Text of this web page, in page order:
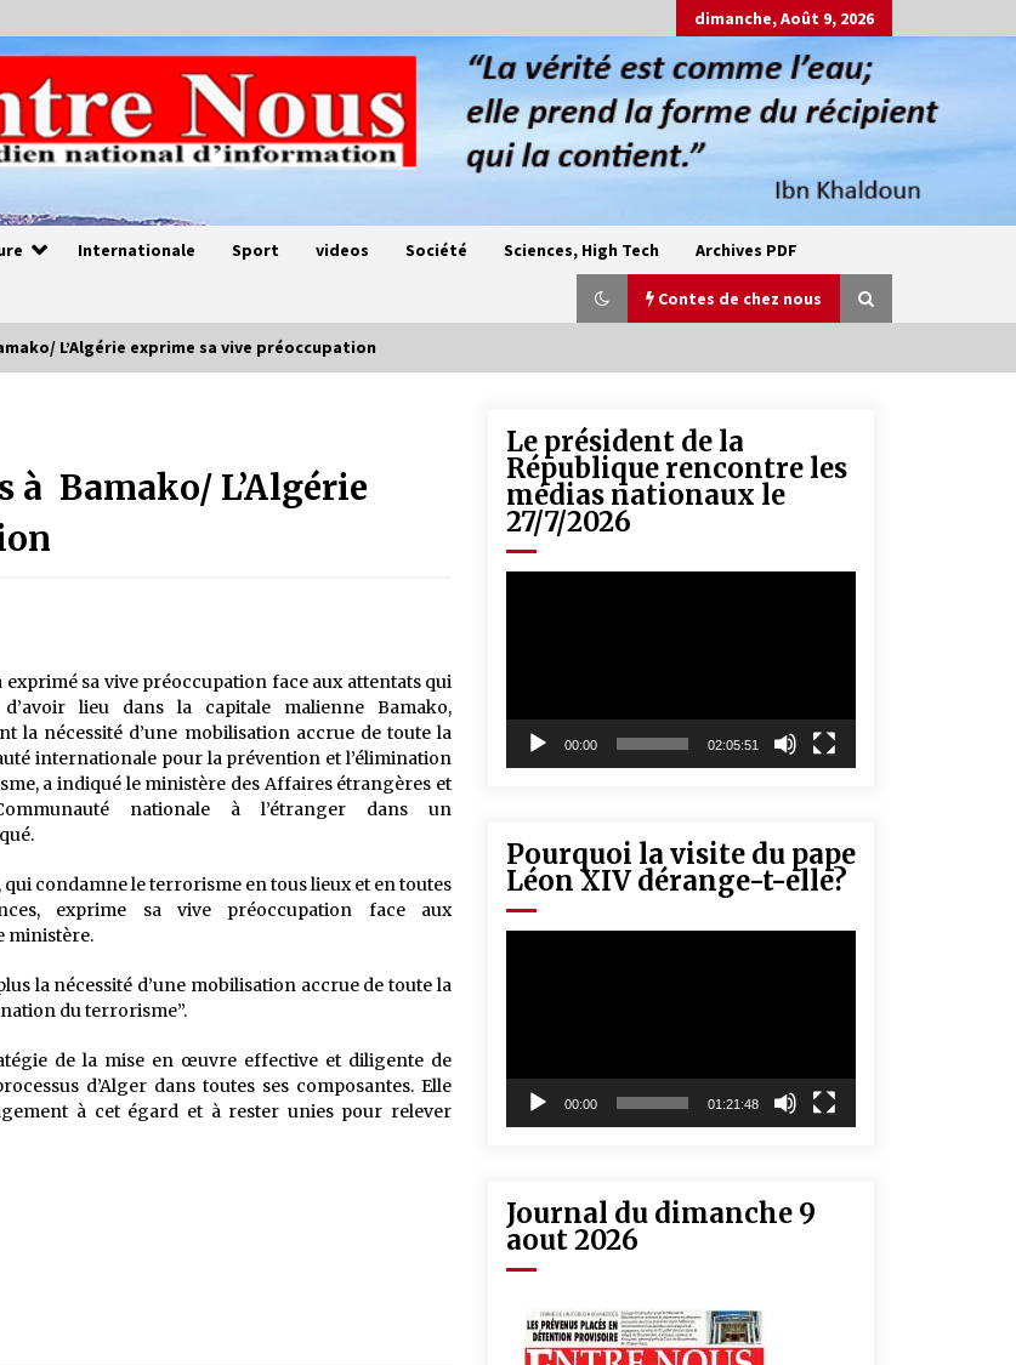
dimanche, Août 9, 2026
Internationale Sport videos Société Sciences, High Tech Archives PDF
Contes de chez nous
Oum el Gaïla / L’ogresse du M’zab
4 ans ago
5 ans ago
du Sud algérien)
5 ans ago
Tradition orale/ D’où viennent les
contes et à quoi servent-ils?
5 ans ago
L’Algérie exprime sa vive préoccupation
à Bamako/ L’Algérie
exprimé sa vive préoccupation face aux attentats qui
lieu dans la capitale malienne Bamako,
la nécessité d’une mobilisation accrue de toute la
internationale pour la prévention et l’élimination
a indiqué le ministère des Affaires étrangères et
nationale à l’étranger dans un
qui condamne le terrorisme en tous lieux et en toutes
exprime sa vive préoccupation face aux
ministère.
la nécessité d’une mobilisation accrue de toute la
du terrorisme”.
de la mise en œuvre effective et diligente de
d’Alger dans toutes ses composantes. Elle
à cet égard et à rester unies pour relever
Le président de la
République rencontre les
médias nationaux le
27/7/2026
00:00 02:05:51
Pourquoi la visite du pape
Léon XIV dérange-t-elle?
00:00 01:21:48
Journal du dimanche 9
aout 2026